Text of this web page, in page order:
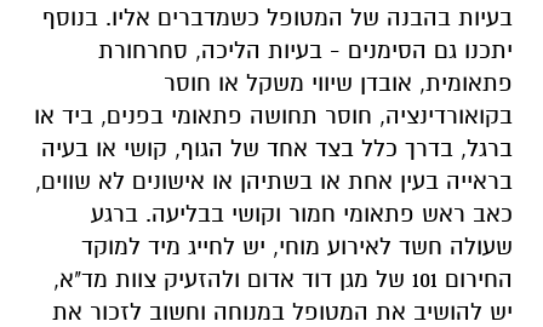
בעיות בהבנה של המטופל כשמדברים אליו. בנוסף
יתכנו גם הסימנים - בעיות הליכה, סחרחורת
פתאומית, אובדן שיווי משקל או חוסר
בקואורדינציה, חוסר תחושה פתאומי בפנים, ביד או
ברגל, בדרך כלל בצד אחד של הגוף, קושי או בעיה
בראייה בעין אחת או בשתיהן או אישונים לא שווים,
כאב ראש פתאומי חמור וקושי בבליעה. ברגע
שעולה חשד לאירוע מוחי, יש לחייג מיד למוקד
החירום 101 של מגן דוד אדום ולהזעיק צוות מד"א,
יש להושיב את המטופל במנוחה וחשוב לזכור את